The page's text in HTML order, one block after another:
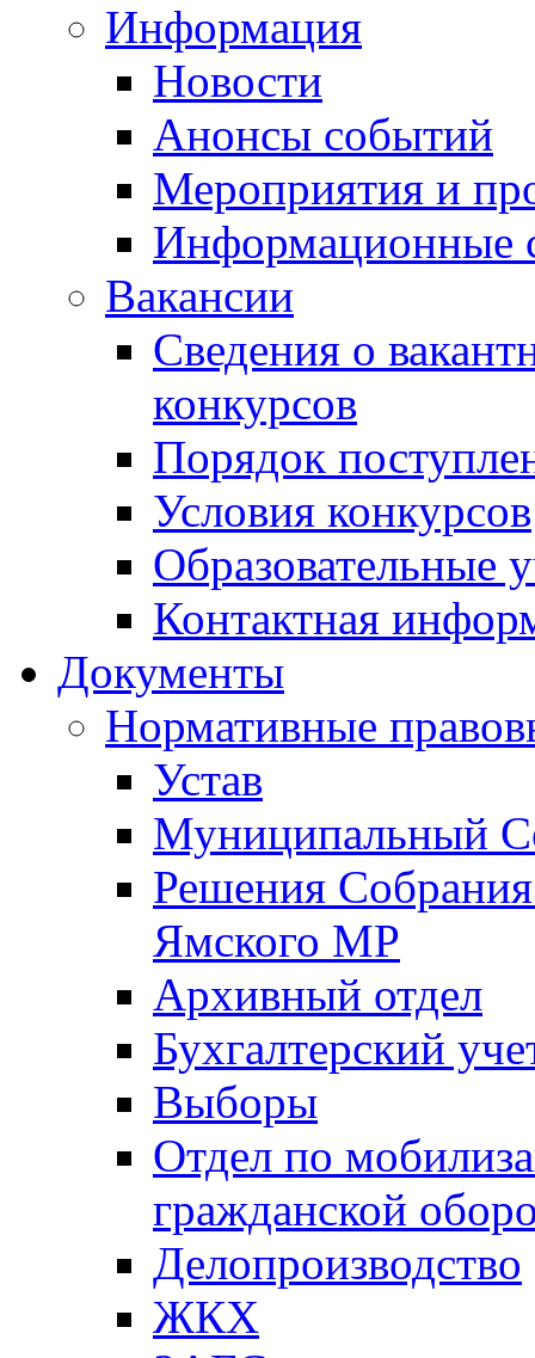
Информация
Новости
Анонсы событий
Мероприятия и
Информационные
Вакансии
Сведения о
конкурсов
Порядок
Условия конкурсов
Образовательные
Контактная
Документы
Нормативные
Устав
Муниципальный
Решения
Ямского МР
Архивный отдел
Бухгалтерский
Выборы
Отдел по
гражданской
Делопроизводство
ЖКХ